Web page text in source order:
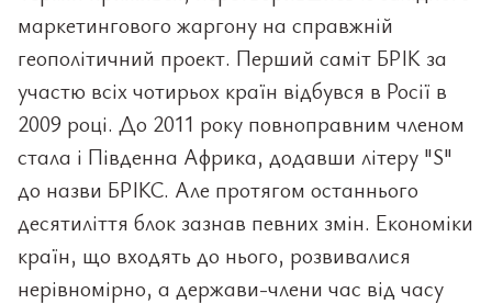
маркетингового жаргону на справжній
геополітичний проект. Перший саміт БРІК за
участю всіх чотирьох країн відбувся в Росії в
2009 році. До 2011 року повноправним членом
стала і Південна Африка, додавши літеру "S"
до назви БРІКС. Але протягом останнього
десятиліття блок зазнав певних змін. Економіки
країн, що входять до нього, розвивалися
нерівномірно, а держави-члени час від часу